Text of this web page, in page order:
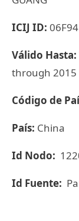
ICIJ ID:
Válido Hasta:
through 2015
Código de
País: China
Id Nodo:
Id Fuente: